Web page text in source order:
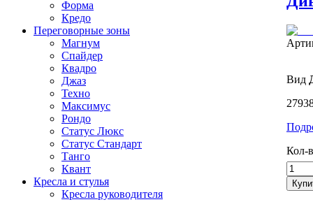
Форма
Кредо
Переговорные зоны
Магнум
Спайдер
Квадро
Джаз
Техно
Максимус
Рондо
Статус Люкс
Статус Стандарт
Танго
Квант
Кресла и стулья
Кресла руководителя
Вид
Кол-